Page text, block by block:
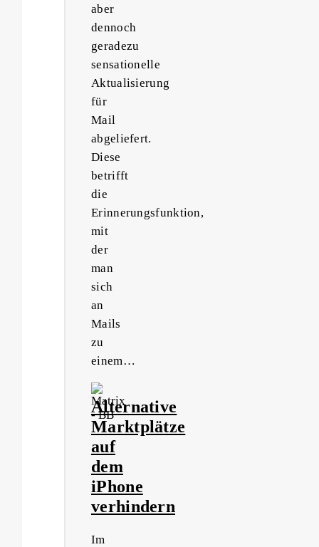
aber
dennoch
geradezu
sensationelle
Aktualisierung
für
Mail
abgeliefert.
Diese
betrifft
die
Erinnerungsfunktion,
mit
der
man
sich
an
Mails
zu
einem…
Alternative
Marktplätze
auf
dem
iPhone
verhindern
Im